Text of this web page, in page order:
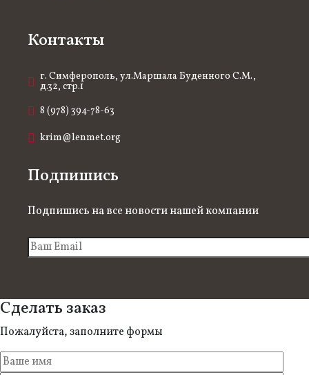
Контакты
г. Симферополь, ул.Маршала Буденного С.М.,
д.32, стр.1
8 (978) 394-78-63
krim@lenmet.org
Подпишись
Подпишись на все новости нашей компании
Сделать заказ
Пожалуйста, заполните формы